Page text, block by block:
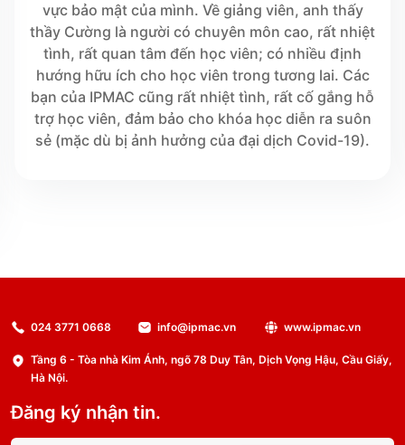
vực bảo mật của mình. Về giảng viên, anh thấy
thầy Cường là người có chuyên môn cao, rất nhiệt
tình, rất quan tâm đến học viên; có nhiều định
hướng hữu ích cho học viên trong tương lai. Các
bạn của IPMAC cũng rất nhiệt tình, rất cố gắng hỗ
trợ học viên, đảm bảo cho khóa học diễn ra suôn
sẻ (mặc dù bị ảnh hưởng của đại dịch Covid-19).
024 3771 0668 info@ipmac.vn www.ipmac.vn
Tầng 6 - Tòa nhà Kim Ánh, ngõ 78 Duy Tân, Dịch Vọng Hậu, Cầu Giấy,
Hà Nội.
Đăng ký nhận tin.